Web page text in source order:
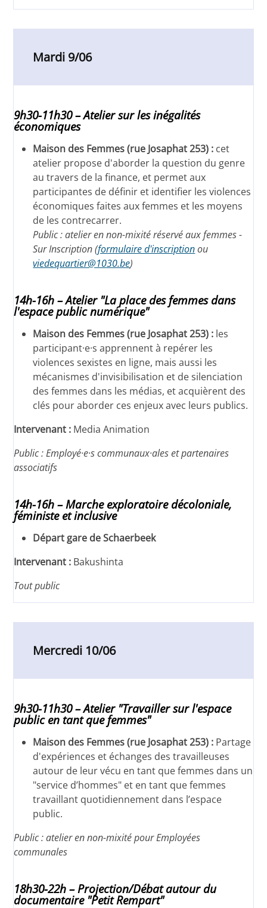
Mardi 9/06
9h30-11h30 – Atelier sur les inégalités
économiques
Maison des Femmes (rue Josaphat 253) : cet
atelier propose d'aborder la question du genre
au travers de la finance, et permet aux
participantes de définir et identifier les violences
économiques faites aux femmes et les moyens
de les contrecarrer.
Public : atelier en non-mixité réservé aux femmes -
Sur Inscription (formulaire d'inscriptionou
viedequartier@1030.be)
14h-16h – Atelier "La place des femmes dans
l'espace public numérique"
Maison des Femmes (rue Josaphat 253) : les
participant·e·s apprennent à repérer les
violences sexistes en ligne, mais aussi les
mécanismes d'invisibilisation et de silenciation
des femmes dans les médias, et acquièrent des
clés pour aborder ces enjeux avec leurs publics.
Intervenant : Media Animation
Public : Employé·e·s communaux·ales et partenaires
associatifs
14h-16h – Marche exploratoire décoloniale,
féministe et inclusive
Départ gare de Schaerbeek
Intervenant : Bakushinta
Tout public
Mercredi 10/06
9h30-11h30 – Atelier "Travailler sur l'espace
public en tant que femmes"
Maison des Femmes (rue Josaphat 253) : Partage
d'expériences et échanges des travailleuses
autour de leur vécu en tant que femmes dans un
"service d’hommes" et en tant que femmes
travaillant quotidiennement dans l’espace
public.
Public : atelier en non-mixité pour Employées
communales
18h30-22h – Projection/Débat autour du
documentaire "Petit Rempart"